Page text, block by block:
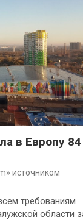
в Европу 84
источником
требованиям
области